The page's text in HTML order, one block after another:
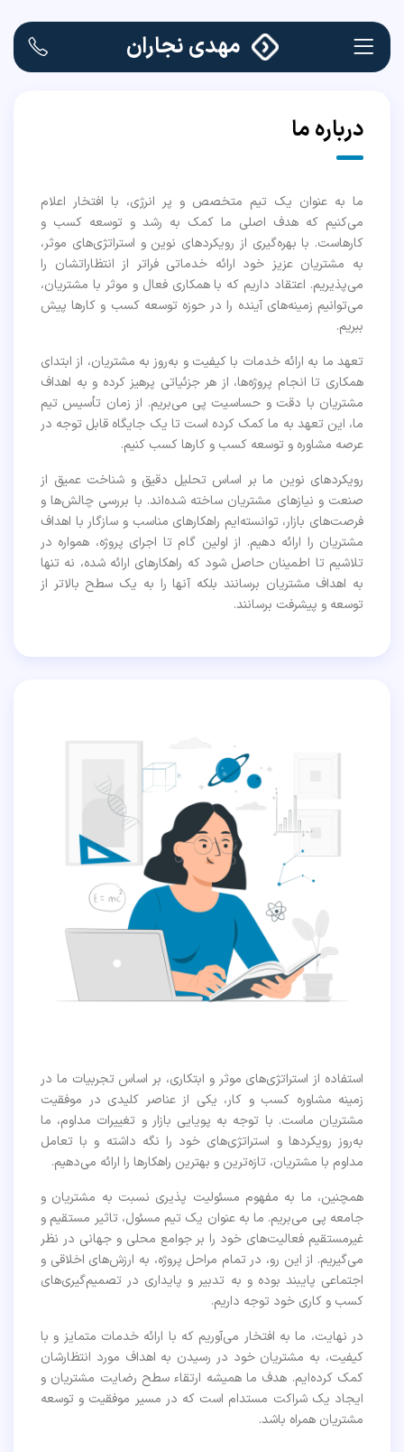
مهدی نجاران
درباره ما
ما به عنوان یک تیم متخصص و پر انرژی، با افتخار اعلام
می‌کنیم که هدف اصلی ما کمک به رشد و توسعه کسب و
کارهاست. با بهره‌گیری از رویکردهای نوین و استراتژی‌های موثر،
به مشتریان عزیز خود ارائه خدماتی فراتر از انتظاراتشان را
می‌پذیریم. اعتقاد داریم که با همکاری فعال و موثر با مشتریان،
می‌توانیم زمینه‌های آینده را در حوزه توسعه کسب و کارها پیش
ببریم.
تعهد ما به ارائه خدمات با کیفیت و به‌روز به مشتریان، از ابتدای
همکاری تا انجام پروژه‌ها، از هر جزئیاتی پرهیز کرده و به اهداف
مشتریان با دقت و حساسیت پی می‌بریم. از زمان تأسیس تیم
ما، این تعهد به ما کمک کرده است تا یک جایگاه قابل توجه در
عرصه مشاوره و توسعه کسب و کارها کسب کنیم.
رویکردهای نوین ما بر اساس تحلیل دقیق و شناخت عمیق از
صنعت و نیازهای مشتریان ساخته شده‌اند. با بررسی چالش‌ها و
فرصت‌های بازار، توانسته‌ایم راهکارهای مناسب و سازگار با اهداف
مشتریان را ارائه دهیم. از اولین گام تا اجرای پروژه، همواره در
تلاشیم تا اطمینان حاصل شود که راهکارهای ارائه شده، نه تنها
به اهداف مشتریان برسانند بلکه آنها را به یک سطح بالاتر از
توسعه و پیشرفت برسانند.
استفاده از استراتژی‌های موثر و ابتکاری، بر اساس تجربیات ما در
زمینه مشاوره کسب و کار، یکی از عناصر کلیدی در موفقیت
مشتریان ماست. با توجه به پویایی بازار و تغییرات مداوم، ما
به‌روز رویکردها و استراتژی‌های خود را نگه داشته و با تعامل
مداوم با مشتریان، تازه‌ترین و بهترین راهکارها را ارائه می‌دهیم.
همچنین، ما به مفهوم مسئولیت پذیری نسبت به مشتریان و
جامعه پی می‌بریم. ما به عنوان یک تیم مسئول، تاثیر مستقیم و
غیرمستقیم فعالیت‌های خود را بر جوامع محلی و جهانی در نظر
می‌گیریم. از این رو، در تمام مراحل پروژه، به ارزش‌های اخلاقی و
اجتماعی پایبند بوده و به تدبیر و پایداری در تصمیم‌گیری‌های
کسب و کاری خود توجه داریم.
در نهایت، ما به افتخار می‌آوریم که با ارائه خدمات متمایز و با
کیفیت، به مشتریان خود در رسیدن به اهداف مورد انتظارشان
کمک کرده‌ایم. هدف ما همیشه ارتقاء سطح رضایت مشتریان و
ایجاد یک شراکت مستدام است که در مسیر موفقیت و توسعه
مشتریان همراه باشد.